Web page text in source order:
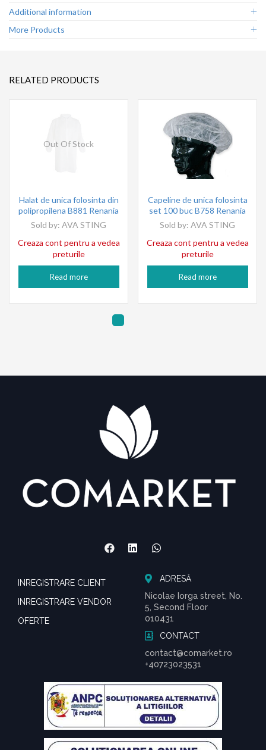
Additional information
More Products
RELATED PRODUCTS
Out Of Stock
Halat de unica folosinta din
polipropilena B881 Renania
Sold by: AVA STING
Creaza cont pentru a vedea
preturile
Read more
Capeline de unica folosinta
set 100 buc B758 Renania
Sold by: AVA STING
Creaza cont pentru a vedea
preturile
Read more
INREGISTRARE CLIENT
INREGISTRARE VENDOR
OFERTE
ADRESĂ
Nicolae Iorga street, No.
5, Second Floor
010431
CONTACT
contact@comarket.ro
+40723023531